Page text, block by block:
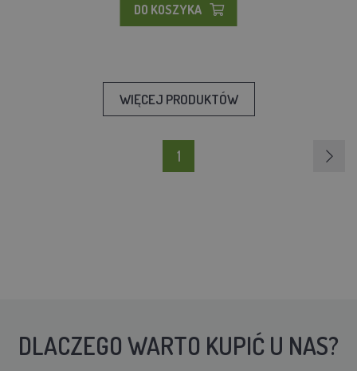
DO KOSZYKA
WIĘCEJ PRODUKTÓW
1
DLACZEGO WARTO KUPIĆ U NAS?